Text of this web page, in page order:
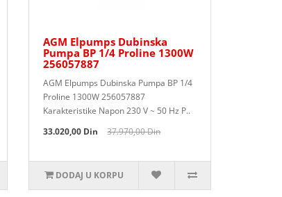
AGM Elpumps Dubinska
Pumpa BP 1/4 Proline 1300W
256057887
AGM Elpumps Dubinska Pumpa BP 1/4
Proline 1300W 256057887
Karakteristike Napon 230 V ~ 50 Hz P..
33.020,00 Din
37.970,00 Din
DODAJ U KORPU